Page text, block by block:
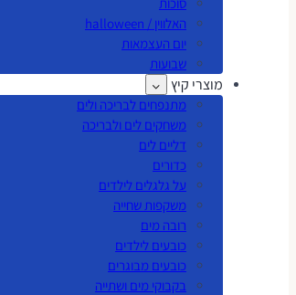
האלווין / halloween
יום העצמאות
שבועות
מוצרי קיץ
מתנפחים לבריכה ולים
משחקים לים ולבריכה
דליים לים
כדורים
על גלגלים לילדים
משקפות שחייה
רובה מים
כובעים לילדים
כובעים מבוגרים
בקבוקי מים ושתייה